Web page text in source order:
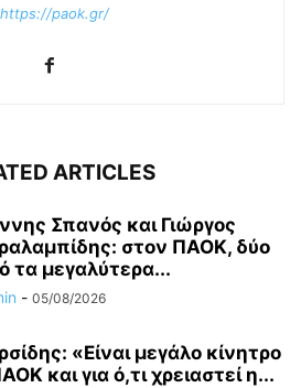
https://paok.gr/
ARTICLES
Σπανός και Γιώργος
στον ΠΑΟΚ, δύο
τα μεγαλύτερα...
- 05/08/2026
«Είναι μεγάλο κίνητρο
και για ό,τι χρειαστεί η...